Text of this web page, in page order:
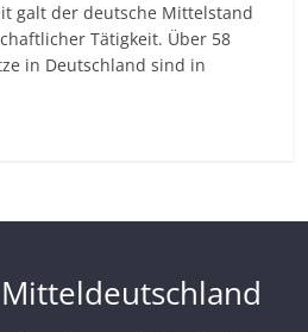
galt der deutsche Mittelstand
Tätigkeit. Über 58
in Deutschland sind in